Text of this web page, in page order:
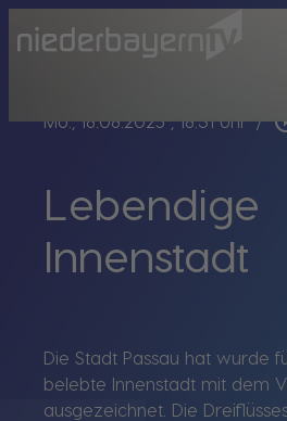
Mo., 18.08.2025, 18:31 Uhr /
Lebendige
Innenstadt
Die Stadt Passau hat wurde
belebte Innenstadt mit dem
ausgezeichnet. Die